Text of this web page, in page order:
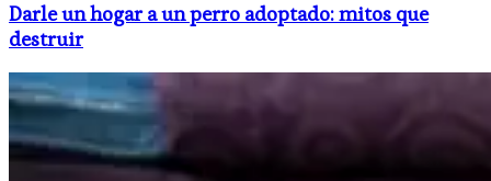
Darle un hogar a un perro adoptado: mitos que
destruir